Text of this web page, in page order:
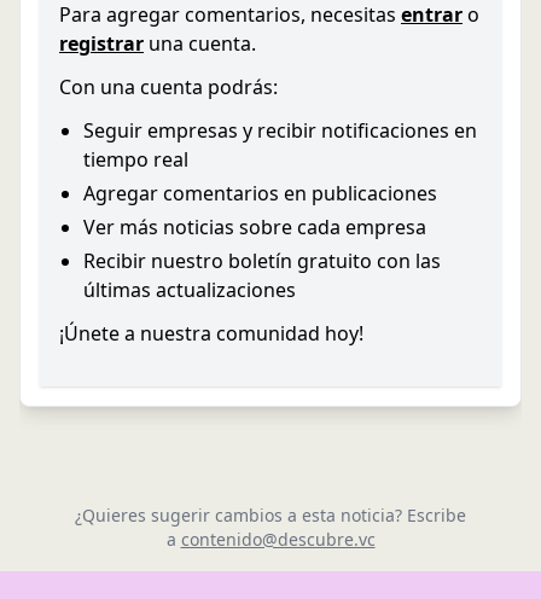
Para agregar comentarios, necesitas entraro
registrar una cuenta.
Con una cuenta podrás:
Seguir empresas y recibir notificaciones en
tiempo real
Agregar comentarios en publicaciones
Ver más noticias sobre cada empresa
Recibir nuestro boletín gratuito con las
últimas actualizaciones
¡Únete a nuestra comunidad hoy!
¿Quieres sugerir cambios a esta noticia? Escribe
a contenido@descubre.vc